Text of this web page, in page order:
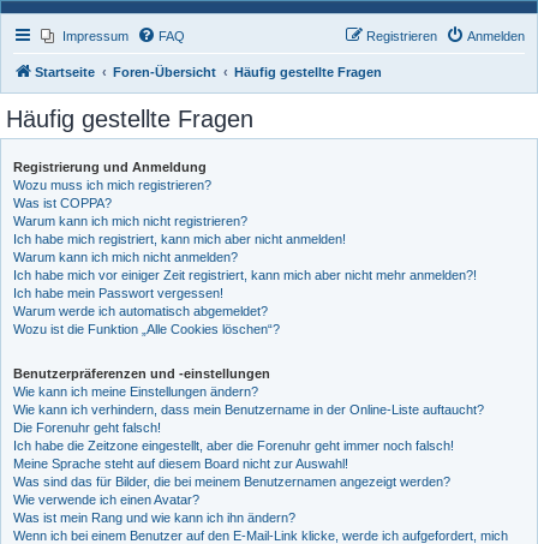
Impressum FAQ Anmelden
Registrieren
Startseite Foren-Übersicht Häufig gestellte Fragen
Häufig gestellte Fragen
Registrierung und Anmeldung
Wozu muss ich mich registrieren?
Was ist COPPA?
Warum kann ich mich nicht registrieren?
Ich habe mich registriert, kann mich aber nicht anmelden!
Warum kann ich mich nicht anmelden?
Ich habe mich vor einiger Zeit registriert, kann mich aber nicht mehr anmelden?!
Ich habe mein Passwort vergessen!
Warum werde ich automatisch abgemeldet?
Wozu ist die Funktion „Alle Cookies löschen“?
Benutzerpräferenzen und -einstellungen
Wie kann ich meine Einstellungen ändern?
Wie kann ich verhindern, dass mein Benutzername in der Online-Liste auftaucht?
Die Forenuhr geht falsch!
Ich habe die Zeitzone eingestellt, aber die Forenuhr geht immer noch falsch!
Meine Sprache steht auf diesem Board nicht zur Auswahl!
Was sind das für Bilder, die bei meinem Benutzernamen angezeigt werden?
Wie verwende ich einen Avatar?
Was ist mein Rang und wie kann ich ihn ändern?
Wenn ich bei einem Benutzer auf den E-Mail-Link klicke, werde ich aufgefordert, mich